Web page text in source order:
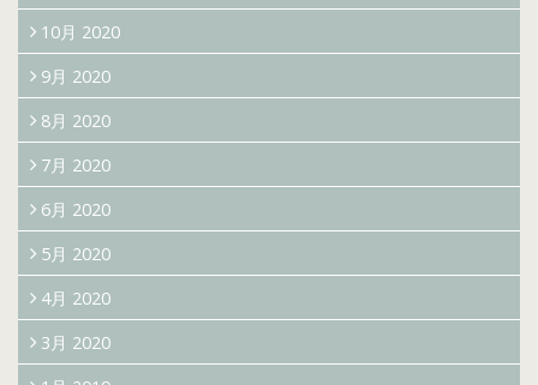
10月 2020
9月 2020
8月 2020
7月 2020
6月 2020
5月 2020
4月 2020
3月 2020